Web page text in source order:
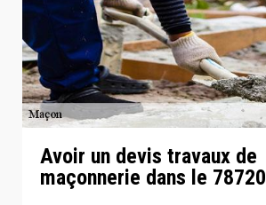
Avoir un devis travaux de
maçonnerie dans le 78720